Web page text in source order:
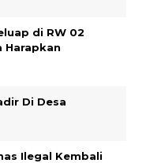
di RW 02
Harapkan
Di Desa
Ilegal Kembali